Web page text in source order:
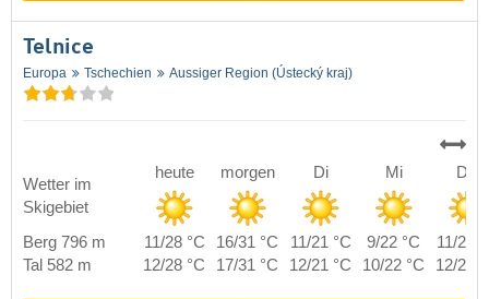
Telnice
Europa Tschechien Aussiger Region (Ústecký kraj)
Wetter im
Skigebiet
heute morgen Di Mi Do
Berg 796 m 11/28 °C 16/31 °C 11/21 °C 9/22 °C
11/25
Tal 582 m
12/28 °C 17/31 °C 12/21 °C 10/22 °C 12/25